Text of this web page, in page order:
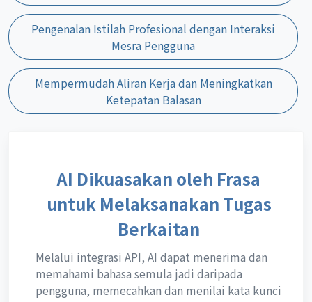
Pengenalan Istilah Profesional dengan Interaksi
Mesra Pengguna
Mempermudah Aliran Kerja dan Meningkatkan
Ketepatan Balasan
AI Dikuasakan oleh Frasa
untuk Melaksanakan Tugas
Berkaitan
Melalui integrasi API, AI dapat menerima dan
memahami bahasa semula jadi daripada
pengguna, memecahkan dan menilai kata kunci